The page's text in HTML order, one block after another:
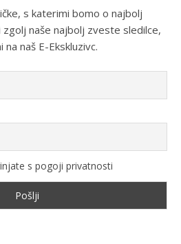
s katerimi bomo o najbolj
zgolj naše najbolj zveste sledilce,
naš E-Ekskluzivc.
s pogoji privatnosti